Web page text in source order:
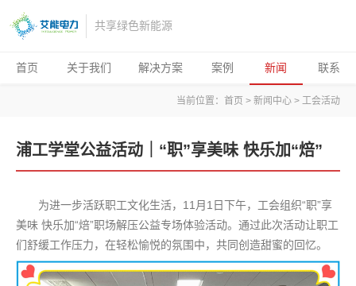
共享绿色新能源
首页 关于我们 解决方案 案例 新闻 联系
当前位置： 首页 > 新闻中心 > 工会活动
浦工学堂公益活动｜“职”享美味 快乐加“焙”
为进一步活跃职工文化生活，11月1日下午，工会组织“职”享
美味 快乐加“焙”职场解压公益专场体验活动。通过此次活动让职工
们舒缓工作压力，在轻松愉悦的氛围中，共同创造甜蜜的回忆。